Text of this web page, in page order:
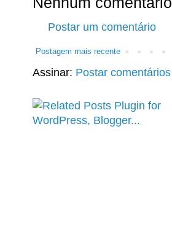
Postar um comentário
Postagem mais recente
Assinar: Postar